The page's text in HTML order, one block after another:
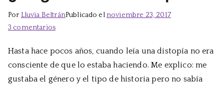
Por Lluvia BeltránPublicado el noviembre 23, 2017
3 comentariosen
gustan
las
distopías?
Hasta hace pocos años, cuando leía una distopía no era
consciente de que lo estaba haciendo. Me explico: me
gustaba el género y el tipo de historia pero no sabía